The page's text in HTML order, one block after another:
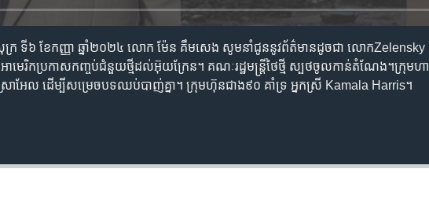
ៃ​សុក្រ ទី៦ ខែកញ្ញា ឆ្នាំ២០២៤ លោក ម៉ែន គឹមសេង សូម​នាំ​ជូន​នូវ​ព័ត៌មានដូចជា លោកZelensky
មេរិក​ប្រកាស​កញ្ចប់​ជំនួយ​ថ្មី​ដល់​អ៊ុយក្រែន។ គណៈ​រដ្ឋ​មន្ត្រីថៃថ្មី​ ស្បថ​ចូល​កាន់​តំណែង។ក្រុម​ហា
រាអែល ​ដើម្បី​សម្រេច​បទ​ឈប់បាញ់គ្នា។ ក្រុមហ៊ុន​ជាង​៩០​ គាំទ្រ អ្នកស្រី Kamala Harris។